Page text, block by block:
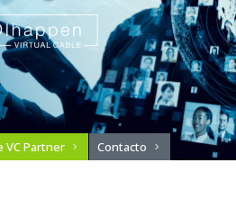
VC Partner Contacto